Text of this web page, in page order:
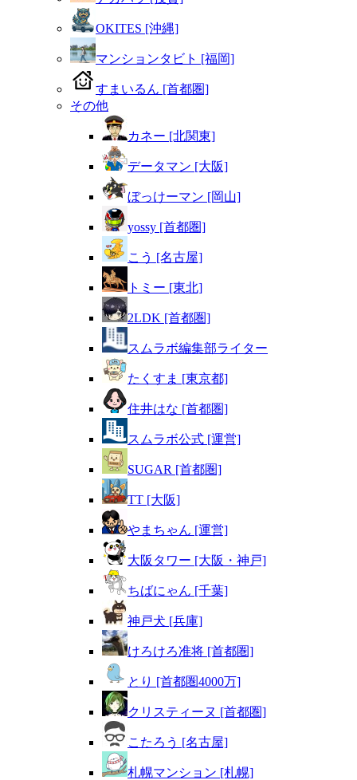
OKITES [沖縄]
マンションタビト [福岡]
すまいるん [首都圏]
その他
カネー [北関東]
データマン [大阪]
ぼっけーマン [岡山]
yossy [首都圏]
こう [名古屋]
トミー [東北]
2LDK [首都圏]
スムラボ編集部ライター
たくすま [東京都]
住井はな [首都圏]
スムラボ公式 [運営]
SUGAR [首都圏]
TT [大阪]
やまちゃん [運営]
大阪タワー [大阪・神戸]
ちばにゃん [千葉]
神戸犬 [兵庫]
けろけろ准将 [首都圏]
とり [首都圏4000万]
クリスティーヌ [首都圏]
こたろう [名古屋]
札幌マンション [札幌]